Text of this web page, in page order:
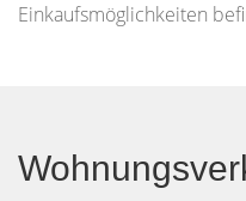
Einkaufsmöglichkeiten